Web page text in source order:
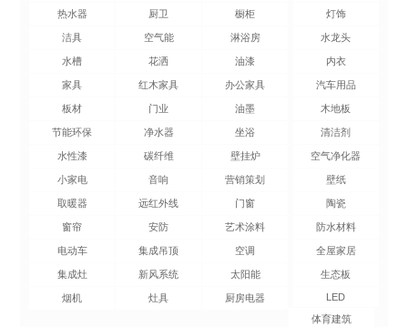
热水器 厨卫 橱柜 灯饰
洁具 空气能 淋浴房 水龙头
水槽 花洒 油漆 内衣
家具 红木家具 办公家具 汽车用品
板材 门业 油墨 木地板
节能环保 净水器 坐浴 清洁剂
水性漆 碳纤维 壁挂炉 空气净化器
小家电 音响 营销策划 壁纸
取暖器 远红外线 门窗 陶瓷
窗帘 安防 艺术涂料 防水材料
电动车 集成吊顶 空调 全屋家居
集成灶 新风系统 太阳能 生态板
烟机 灶具 厨房电器
LED
体育建筑